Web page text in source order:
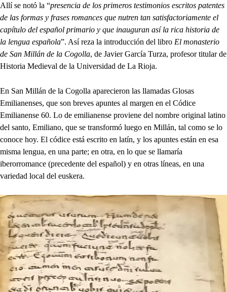
Allí se notó la “presencia de los primeros testimonios escritos patentes
de las formas y frases romances que nutren tan satisfactoriamente el
capítulo del español primario y que inauguran así la rica historia de
la lengua española”. Así reza la introducción del libro El monasterio
de San Millán de la Cogolla, de Javier García Turza, profesor titular de
Historia Medieval de la Universidad de La Rioja.
En San Millán de la Cogolla aparecieron las llamadas Glosas
Emilianenses, que son breves apuntes al margen en el Códice
Emilianense 60. Lo de emilianense proviene del nombre original latino
del santo, Emiliano, que se transformó luego en Millán, tal como se lo
conoce hoy. El códice está escrito en latín, y los apuntes están en esa
misma lengua, en una parte; en otra, en lo que se llamaría
iberorromance (precedente del español) y en otras líneas, en una
variedad local del euskera.